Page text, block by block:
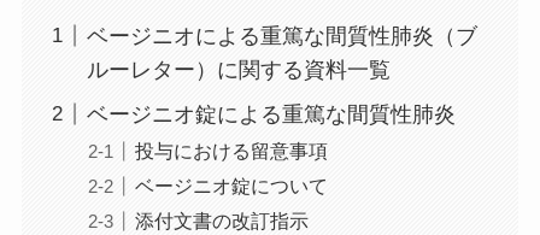
ベージニオによる重篤な間質性肺炎（ブ
ルーレター）に関する資料一覧
ベージニオ錠による重篤な間質性肺炎
投与における留意事項
ベージニオ錠について
添付文書の改訂指示